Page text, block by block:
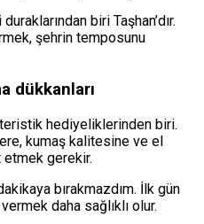
biri Taşhan’dır.
şehrin temposunu
dükkanları
hediyeliklerinden biri.
kumaş kalitesine ve el
etmek gerekir.
bırakmazdım. İlk gün
daha sağlıklı olur.